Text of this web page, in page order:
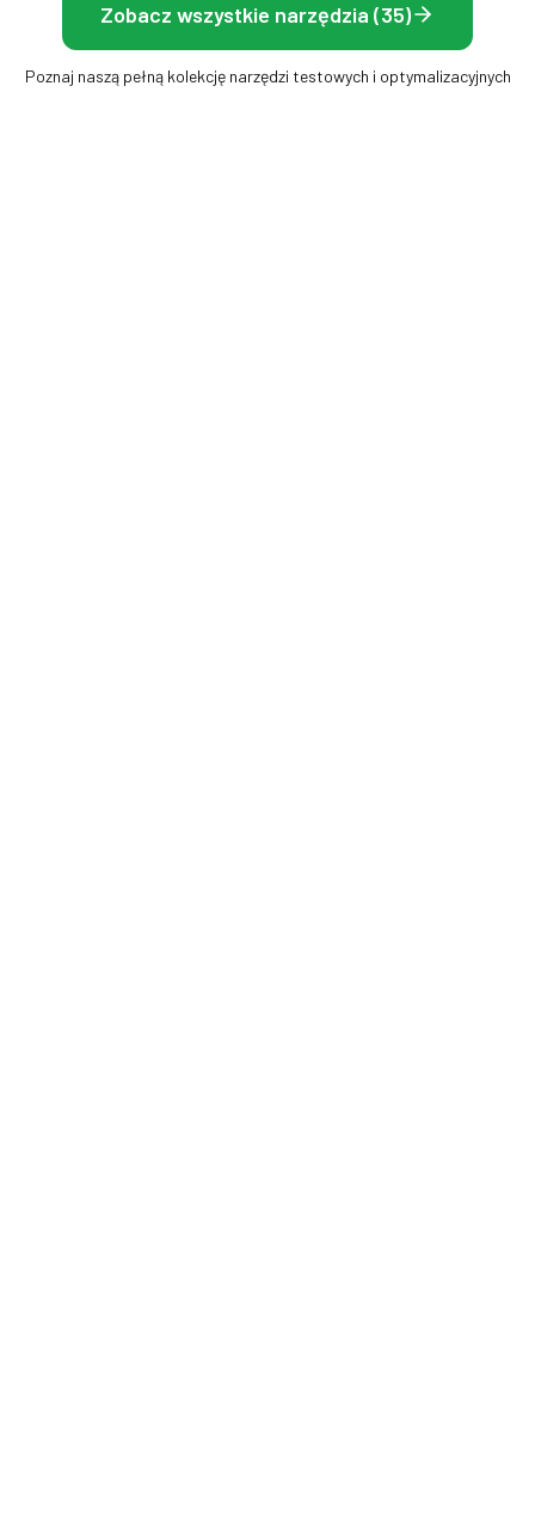
Zobacz wszystkie narzędzia (35)
Poznaj naszą pełną kolekcję narzędzi testowych i optymalizacyjnych